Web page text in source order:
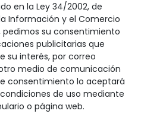
en la Ley 34/2002, de
Información y el Comercio
pedimos su consentimiento
publicitarias que
su interés, por correo
medio de comunicación
consentimiento lo aceptará
de uso mediante
o página web.